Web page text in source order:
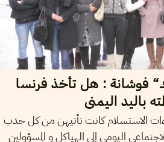
فوشانة : هل تأخذ فرنسا
باليد اليمنى
الاستسلام كانت تأتيهن من كل حدب
اليومي إلى الهياكل و المسؤولين